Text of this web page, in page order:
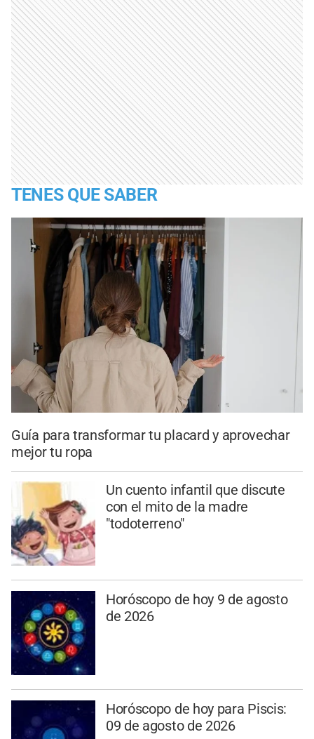
TENES QUE SABER
Guía para transformar tu placard y aprovechar
mejor tu ropa
Un cuento infantil que discute
con el mito de la madre
"todoterreno"
Horóscopo de hoy 9 de agosto
de 2026
Horóscopo de hoy para Piscis:
09 de agosto de 2026